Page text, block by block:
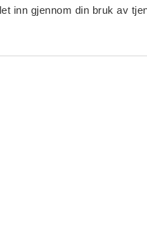
inn gjennom din bruk av